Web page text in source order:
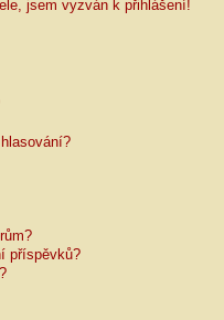
jsem vyzván k přihlášení!
příspěvků?